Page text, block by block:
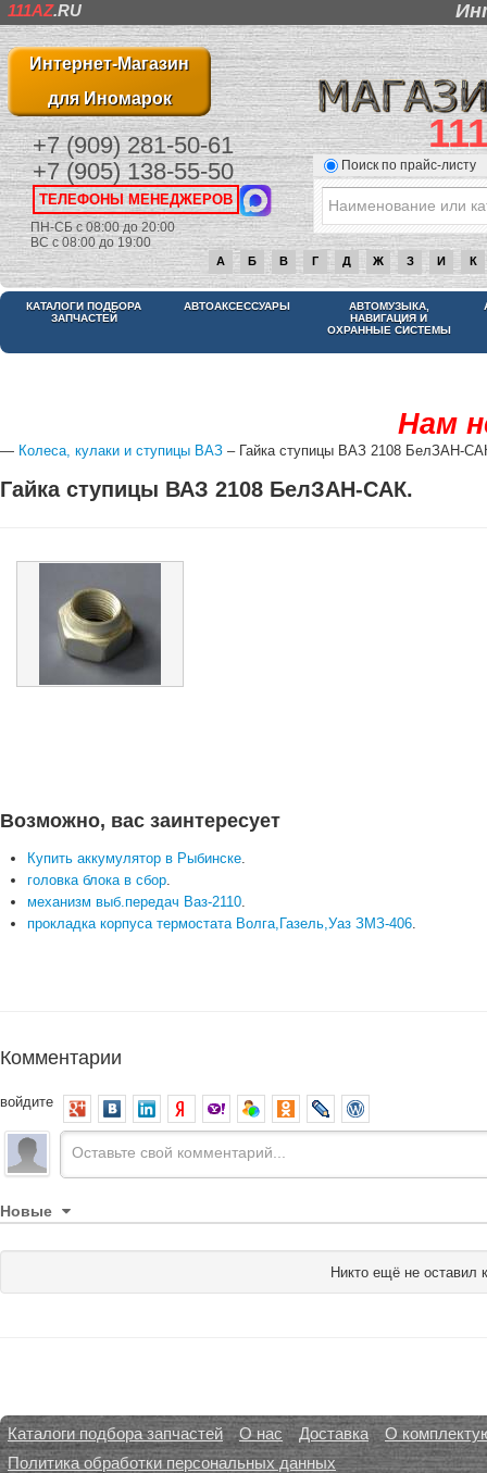
111AZ.RU
Интернет-Магазин
для Иномарок
+7 (909) 281-50-61
+7 (905) 138-55-50
ТЕЛЕФОНЫ МЕНЕДЖЕРОВ
ПН-СБ с 08:00 до 20:00
ВС с 08:00 до 19:00
Поиск по прайс-листу
А Б В Г Д Ж З И К
КАТАЛОГИ ПОДБОРА
ЗАПЧАСТЕЙ
АВТОАКСЕССУАРЫ
АВТОМУЗЫКА,
НАВИГАЦИЯ И
ОХРАННЫЕ СИСТЕМЫ
Нам
— Колеса, кулаки и ступицы ВАЗ – Гайка ступицы ВАЗ 2108 БелЗАН-
Гайка ступицы ВАЗ 2108 БелЗАН-САК.
Возможно, вас заинтересует
Купить аккумулятор в Рыбинске.
головка блока в сбор.
механизм выб.передач Ваз-2110.
прокладка корпуса термостата Волга,Газель,Уаз ЗМЗ-406.
Комментарии
войдите
Новые
Никто ещё не оставил
Каталоги подбора запчастей О нас Доставка
О
Политика обработки персональных данных